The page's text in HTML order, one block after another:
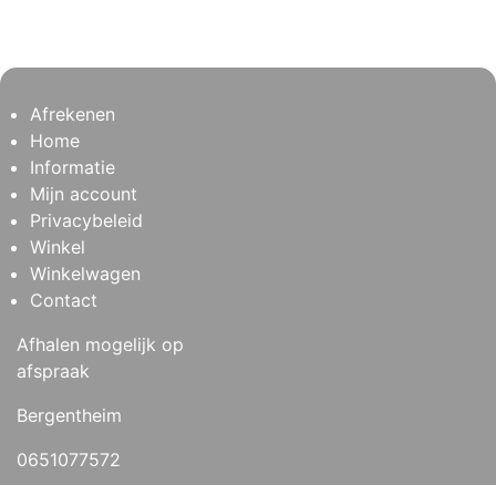
Afrekenen
Home
Informatie
Mijn account
Privacybeleid
Winkel
Winkelwagen
Contact
Afhalen mogelijk op
afspraak
Bergentheim
0651077572